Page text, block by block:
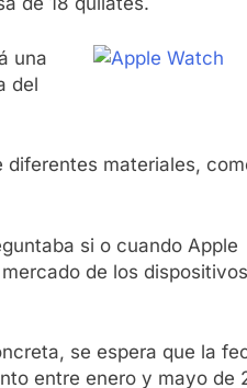
una
del
materiales,
si o cuando Apple
de los dispositivos
se espera que la
entre enero y mayo de